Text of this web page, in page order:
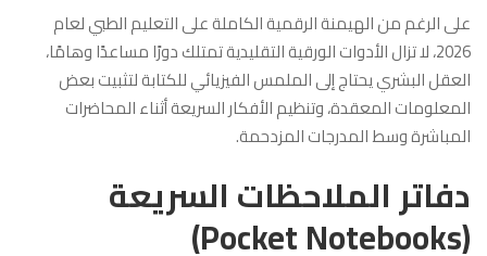
على الرغم من الهيمنة الرقمية الكاملة على التعليم الطبي لعام
2026، لا تزال الأدوات الورقية التقليدية تمتلك دورًا مساعدًا وهامًا،
العقل البشري يحتاج إلى الملمس الفيزيائي للكتابة لتثبيت بعض
المعلومات المعقدة، وتنظيم الأفكار السريعة أثناء المحاضرات
المباشرة وسط المدرجات المزدحمة.
دفاتر الملاحظات السريعة
(Pocket Notebooks)